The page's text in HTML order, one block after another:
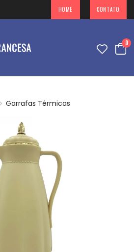
HOME CONTATO
0
Garrafas Térmicas